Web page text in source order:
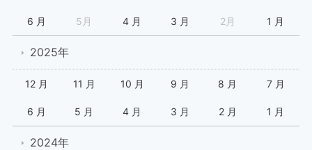
6 月 5月 4 月 3 月 2月 1 月
2025年
12 月 11 月 10 月 9 月 8 月 7 月
6 月 5 月 4 月 3 月 2 月 1 月
2024年